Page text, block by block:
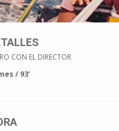
CON EL DIRECTOR
/ 93’